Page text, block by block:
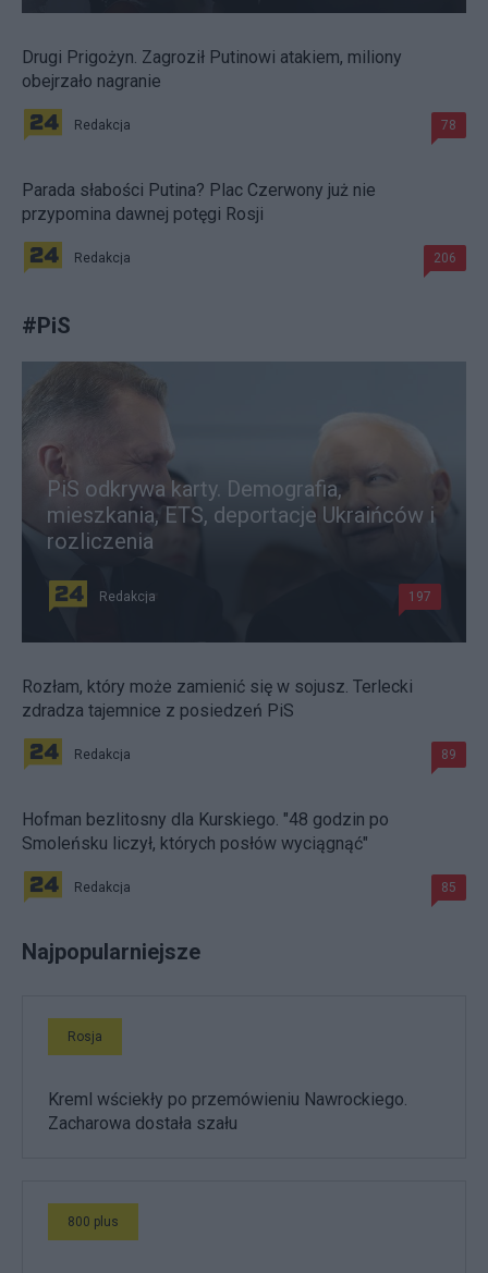
Drugi Prigożyn. Zagroził Putinowi atakiem, miliony
obejrzało nagranie
Redakcja 78
Parada słabości Putina? Plac Czerwony już nie
przypomina dawnej potęgi Rosji
Redakcja 206
#PiS
PiS odkrywa karty. Demografia,
mieszkania, ETS, deportacje Ukraińców i
rozliczenia
Redakcja 197
Rozłam, który może zamienić się w sojusz. Terlecki
zdradza tajemnice z posiedzeń PiS
Redakcja 89
Hofman bezlitosny dla Kurskiego. "48 godzin po
Smoleńsku liczył, których posłów wyciągnąć"
Redakcja 85
Najpopularniejsze
Rosja
Kreml wściekły po przemówieniu Nawrockiego.
Zacharowa dostała szału
800 plus